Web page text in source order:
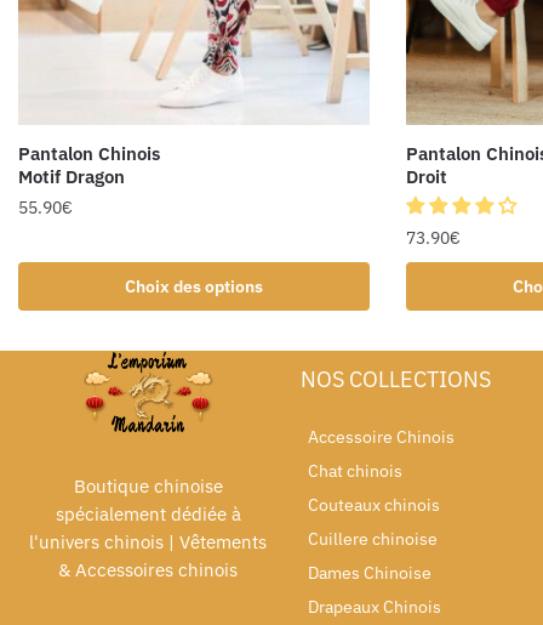
Pantalon Chinois
Motif Dragon
55.90€
Choix des options
Pantalon
Droit
73.90€
Boutique chinoise
spécialement dédiée à
l'univers chinois | Vêtements
& Accessoires chinois
NOS COLLECTIONS
Accessoire Chinois
Chat chinois
Couteaux chinois
Cuillere chinoise
Dames Chinoise
Drapeaux Chinois